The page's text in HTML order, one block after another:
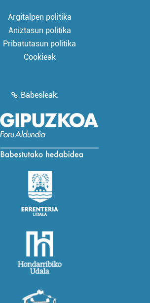
Argitalpen politika
Aniztasun politika
Pribatutasun politika
Cookieak
Babesleak: